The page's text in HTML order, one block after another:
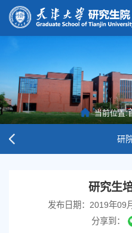
当前位置:
研
研究生
发布日期：2019年09
分享到：